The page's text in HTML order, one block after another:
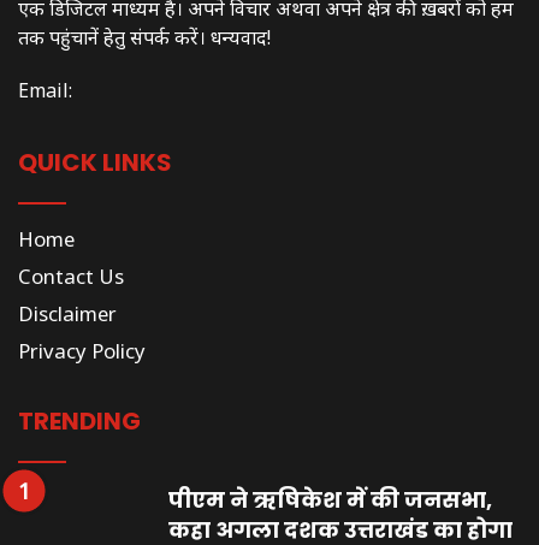
एक डिजिटल माध्यम है। अपने विचार अथवा अपने क्षेत्र की ख़बरों को हम
तक पहुंचानें हेतु संपर्क करें। धन्यवाद!
Email:
QUICK LINKS
Home
Contact Us
Disclaimer
Privacy Policy
TRENDING
पीएम ने ऋषिकेश में की जनसभा,
कहा अगला दशक उत्तराखंड का होगा